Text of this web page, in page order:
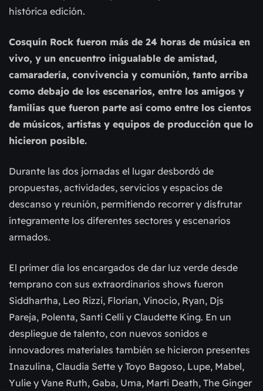
histórica edición.
Cosquín Rock fueron más de 24 horas de música en
vivo, y un encuentro inigualable de amistad,
camaradería, convivencia y comunión, tanto arriba
como debajo de los escenarios, entre los amigos y
familias que fueron parte así como entre los cientos
de músicos, artistas y equipos de producción que lo
hicieron posible.
Durante las dos jornadas el lugar desbordó de
propuestas, actividades, servicios y espacios de
descanso y reunión, permitiendo recorrer y disfrutar
íntegramente los diferentes sectores y escenarios
armados.
El primer día los encargados de dar luz verde desde
temprano con sus extraordinarios shows fueron
Siddhartha, Leo Rizzi, Florian, Vinocio, Ryan, Djs
Pareja, Polenta, Santi Celli y Claudette King. En un
despliegue de talento, con nuevos sonidos e
innovadores materiales también se hicieron presentes
Inazulina, Claudia Sette y Toyo Bagoso, Lupe, Mabel,
Yulie y Vane Ruth, Gaba, Uma, Marti Death, The Ginger